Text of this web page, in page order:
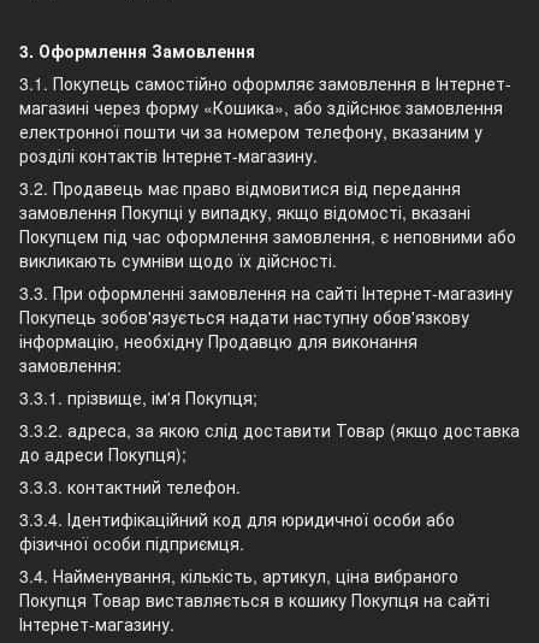
3. Оформлення Замовлення
3.1. Покупець самостійно оформляє замовлення в Інтернет-
магазині через форму «Кошика», або здійснює замовлення
електронної пошти чи за номером телефону, вказаним у
розділі контактів Інтернет-магазину.
3.2. Продавець має право відмовитися від передання
замовлення Покупці у випадку, якщо відомості, вказані
Покупцем під час оформлення замовлення, є неповними або
викликають сумніви щодо їх дійсності.
3.3. При оформленні замовлення на сайті Інтернет-магазину
Покупець зобов'язується надати наступну обов'язкову
інформацію, необхідну Продавцю для виконання
замовлення:
3.3.1. прізвище, ім'я Покупця;
3.3.2. адреса, за якою слід доставити Товар (якщо доставка
до адреси Покупця);
3.3.3. контактний телефон.
3.3.4. Ідентифікаційний код для юридичної особи або
фізичної особи підприємця.
3.4. Найменування, кількість, артикул, ціна вибраного
Покупця Товар виставляється в кошику Покупця на сайті
Інтернет-магазину.